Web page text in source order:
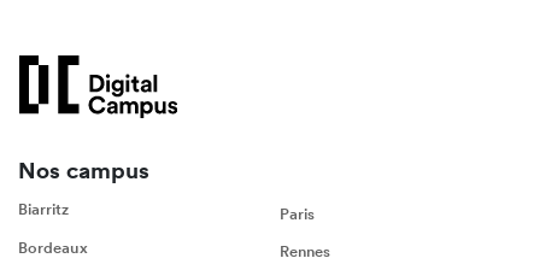
Nos campus
Biarritz
Bordeaux
Paris
Rennes